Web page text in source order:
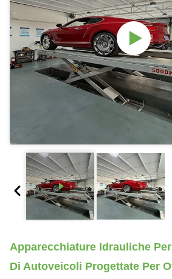
Apparecchiature Idrauliche
Di Autoveicoli Progettate Per